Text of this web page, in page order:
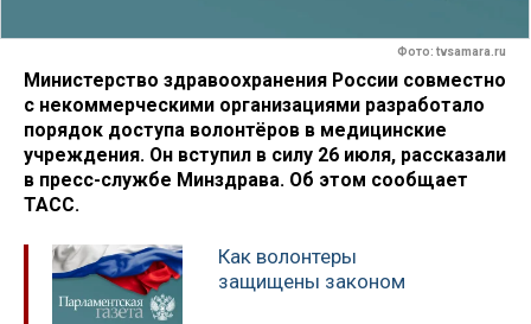
Фото: tvsamara.ru
Министерство здравоохранения России совместно
с некоммерческими организациями разработало
порядок доступа волонтёров в медицинские
учреждения. Он вступил в силу 26 июля, рассказали
в пресс-службе Минздрава. Об этом сообщает
ТАСС.
Как волонтеры
защищены законом